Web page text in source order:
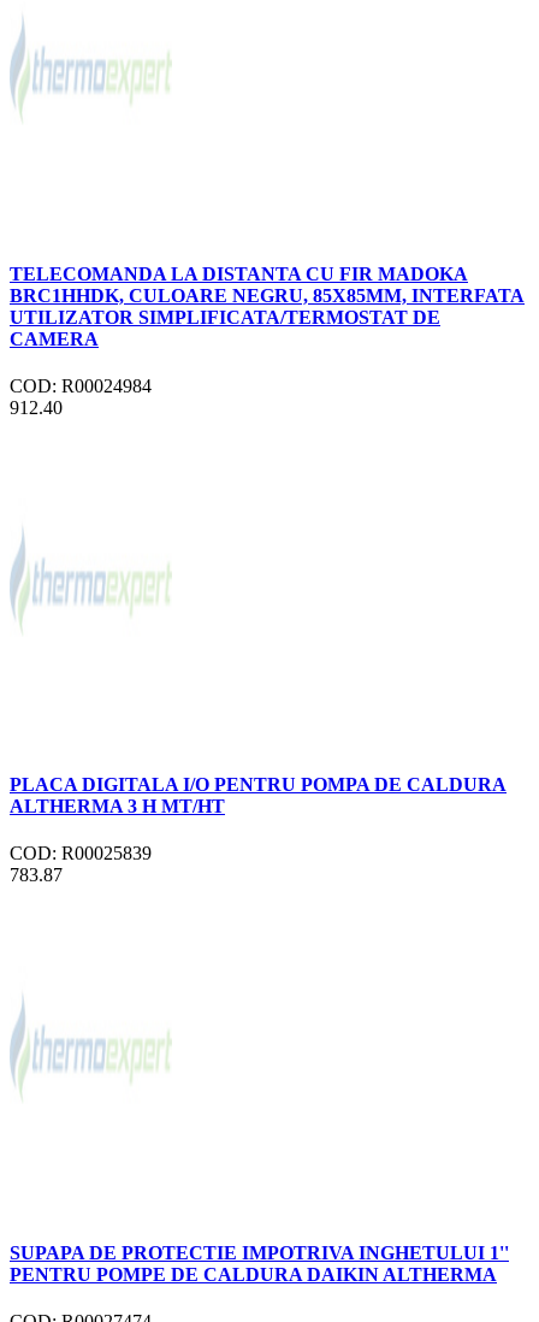
TELECOMANDA LA DISTANTA CU FIR MADOKA
BRC1HHDK, CULOARE NEGRU, 85X85MM, INTERFATA
UTILIZATOR SIMPLIFICATA/TERMOSTAT DE
CAMERA
COD: R00024984
912.40
PLACA DIGITALA I/O PENTRU POMPA DE CALDURA
ALTHERMA 3 H MT/HT
COD: R00025839
783.87
SUPAPA DE PROTECTIE IMPOTRIVA INGHETULUI 1''
PENTRU POMPE DE CALDURA DAIKIN ALTHERMA